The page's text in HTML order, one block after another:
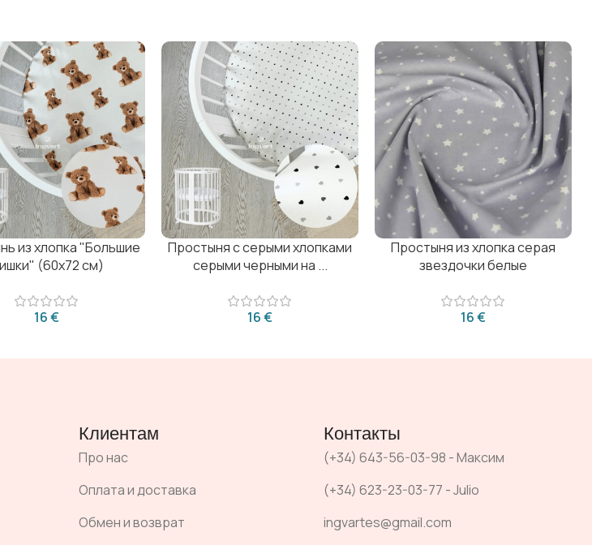
из хлопка "Большие
(60х72 см)
€
Простыня с серыми хлопками
серыми черными на ...
€
Простыня из хлопка серая
звездочки белые
€
Клиентам
Про нас
Оплата и доставка
Обмен и возврат
Контакты
(+34) 643-56-03-98 - Максим
(+34) 623-23-03-77 - Julio
ingvartes@gmail.com